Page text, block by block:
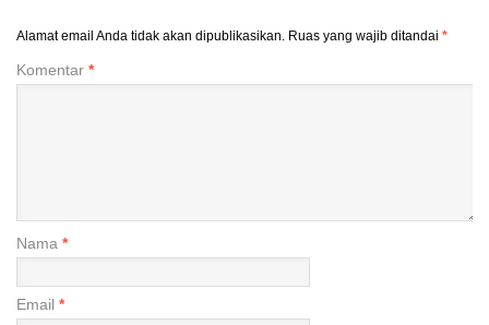
Alamat email Anda tidak akan dipublikasikan. Ruas yang wajib ditandai *
Komentar *
Nama *
Email *